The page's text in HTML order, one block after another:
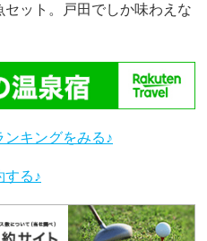
ット。戸田でしか味わえな
キングをみる♪
する♪